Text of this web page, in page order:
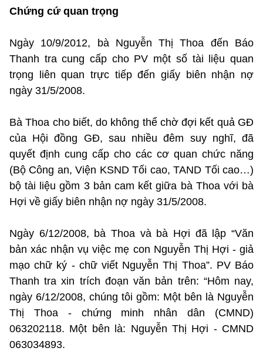
Chứng cứ quan trọng
Ngày 10/9/2012, bà Nguyễn Thị Thoa đến Báo
Thanh tra cung cấp cho PV một số tài liệu quan
trọng liên quan trực tiếp đến giấy biên nhận nợ
ngày 31/5/2008.
Bà Thoa cho biết, do không thể chờ đợi kết quả GĐ
của Hội đồng GĐ, sau nhiều đêm suy nghĩ, đã
quyết định cung cấp cho các cơ quan chức năng
(Bộ Công an, Viện KSND Tối cao, TAND Tối cao…)
bộ tài liệu gồm 3 bản cam kết giữa bà Thoa với bà
Hợi về giấy biên nhận nợ ngày 31/5/2008.
Ngày 6/12/2008, bà Thoa và bà Hợi đã lập “Văn
bản xác nhận vụ việc mẹ con Nguyễn Thị Hợi - giả
mạo chữ ký - chữ viết Nguyễn Thị Thoa”. PV Báo
Thanh tra xin trích đoạn văn bản trên: “Hôm nay,
ngày 6/12/2008, chúng tôi gồm: Một bên là Nguyễn
Thị Thoa - chứng minh nhân dân (CMND)
063202118. Một bên là: Nguyễn Thị Hợi - CMND
063034893.